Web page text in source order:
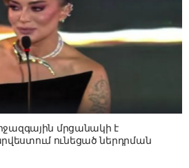
մրցանակի է
ունեցած ներդրման